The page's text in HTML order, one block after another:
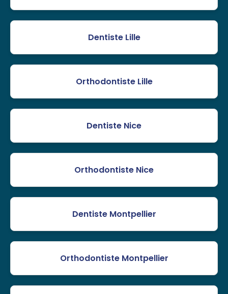
Dentiste Lille
Orthodontiste Lille
Dentiste Nice
Orthodontiste Nice
Dentiste Montpellier
Orthodontiste Montpellier